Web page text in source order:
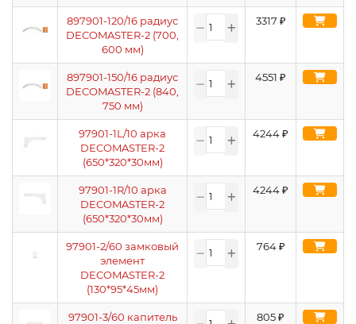
897901-120/16 радиус
DECOMASTER-2 (700,
600 мм)
3317 ₽
897901-150/16 радиус
DECOMASTER-2 (840,
750 мм)
4551 ₽
97901-1L/10 арка
DECOMASTER-2
(650*320*30мм)
4244₽
97901-1R/10 арка
DECOMASTER-2
(650*320*30мм)
4244₽
97901-2/60 замковый
элемент
DECOMASTER-2
(130*95*45мм)
764₽
97901-3/60 капитель
805₽